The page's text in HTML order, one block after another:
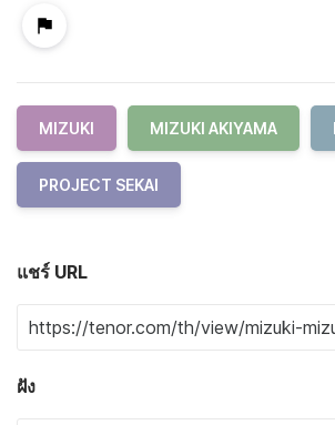
MIZUKI MIZUKI AKIYAMA
PROJECT SEKAI
แชร์ URL
ฝัง